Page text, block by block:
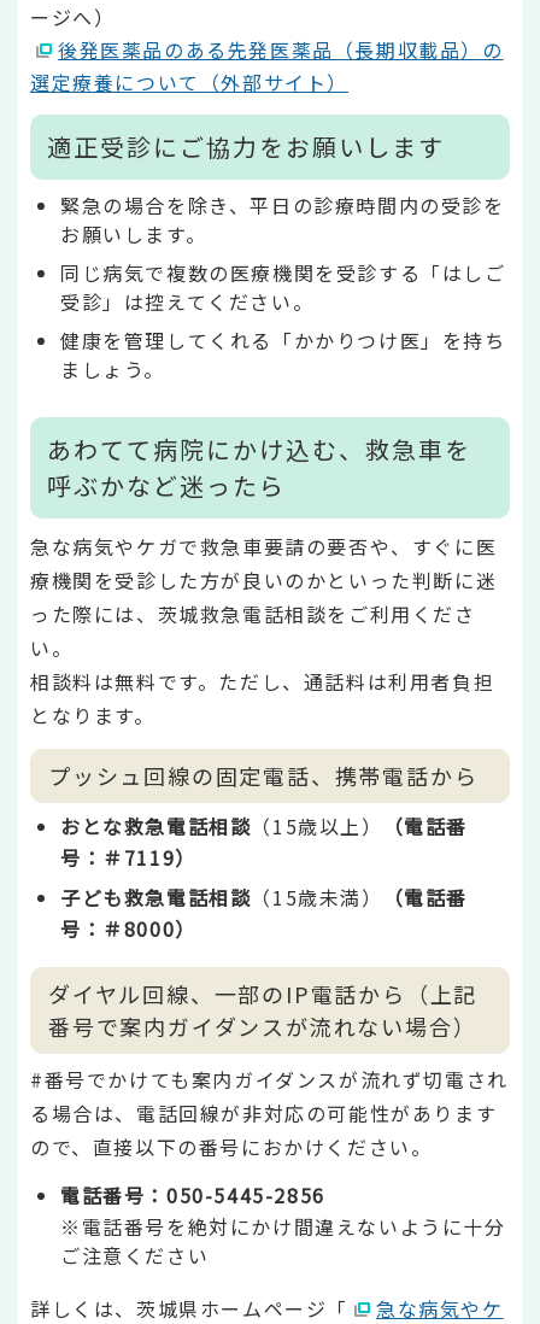
ージへ）
後発医薬品のある先発医薬品（長期収載品）の
選定療養について（外部サイト）
適正受診にご協力をお願いします
緊急の場合を除き、平日の診療時間内の受診を
お願いします。
同じ病気で複数の医療機関を受診する「はしご
受診」は控えてください。
健康を管理してくれる「かかりつけ医」を持ち
ましょう。
あわてて病院にかけ込む、救急車を
呼ぶかなど迷ったら
急な病気やケガで救急車要請の要否や、すぐに医
療機関を受診した方が良いのかといった判断に迷
った際には、茨城救急電話相談をご利用くださ
い。
相談料は無料です。ただし、通話料は利用者負担
となります。
プッシュ回線の固定電話、携帯電話から
おとな救急電話相談 （15歳以上）
（電話番
号：＃7119）
子ども救急電話相談 （15歳未満）
（電話番
号：＃8000）
ダイヤル回線、一部のIP電話から（上記
番号で案内ガイダンスが流れない場合）
#番号でかけても案内ガイダンスが流れず切電され
る場合は、電話回線が非対応の可能性があります
ので、直接以下の番号におかけください。
電話番号：050-5445-2856
※電話番号を絶対にかけ間違えないように十分
ご注意ください
詳しくは、茨城県ホームページ「
急な病気やケ